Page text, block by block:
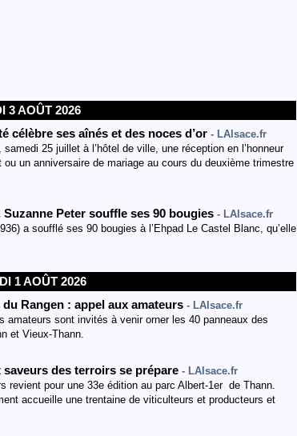
3 AOÛT 2026
célèbre ses aînés et des noces d’or - LAlsace.fr
25 juillet à l’hôtel de ville, une réception en l’honneur
un anniversaire de mariage au cours du deuxième trimestre
Peter souffle ses 90 bougies - LAlsace.fr
a soufflé ses 90 bougies à l’Ehpad Le Castel Blanc, qu’elle
1 AOÛT 2026
Rangen : appel aux amateurs - LAlsace.fr
amateurs sont invités à venir orner les 40 panneaux des
et Vieux-Thann.
des terroirs se prépare - LAlsace.fr
revient pour une 33e édition au parc Albert-1er de Thann.
accueille une trentaine de viticulteurs et producteurs et